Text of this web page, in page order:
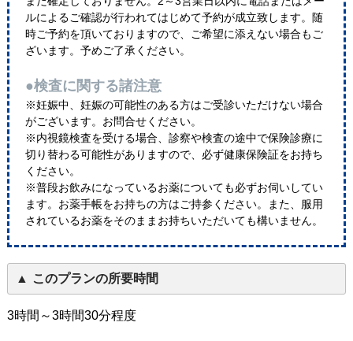
ルによるご確認が行われてはじめて予約が成立致します。随
時ご予約を頂いておりますので、ご希望に添えない場合もご
ざいます。予めご了承ください。
●検査に関する諸注意
※妊娠中、妊娠の可能性のある方はご受診いただけない場合
がございます。お問合せください。
※内視鏡検査を受ける場合、診察や検査の途中で保険診療に
切り替わる可能性がありますので、必ず健康保険証をお持ち
ください。
※普段お飲みになっているお薬についても必ずお伺いしてい
ます。お薬手帳をお持ちの方はご持参ください。また、服用
されているお薬をそのままお持ちいただいても構いません。
このプランの所要時間
3時間～3時間30分程度